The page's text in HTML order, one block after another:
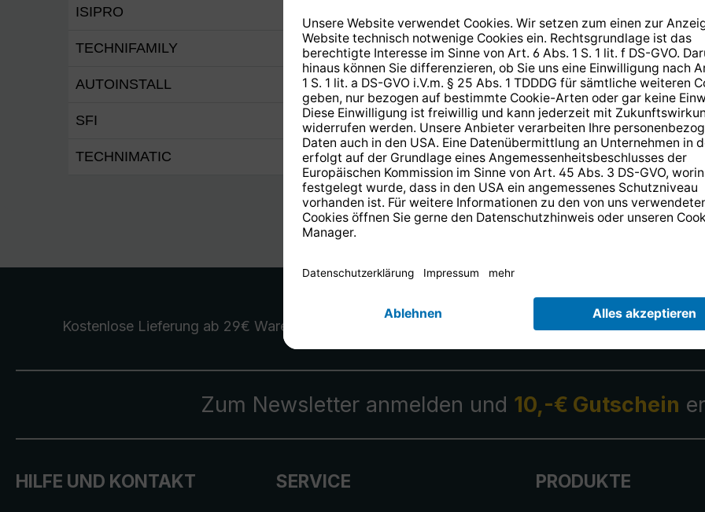
ISIPRO
TECHNIFAMILY Ja
AUTOINSTALL Ja
SFI Ja
TECHNIMATIC Ja
Kostenlose Lieferung ab 29€ Warenwert 14 Tage kostenlose
Zum Newsletter anmelden und 10,-€ Gutschein
HILFE UND KONTAKT SERVICE PRODUKTE